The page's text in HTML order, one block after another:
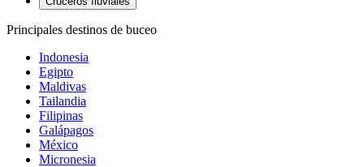
Principales destinos de buceo
Indonesia
Egipto
Maldivas
Tailandia
Filipinas
Galápagos
México
Micronesia